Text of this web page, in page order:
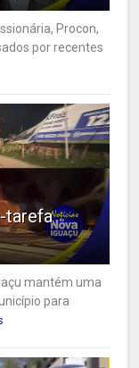
Procon,
por recentes
tarefa
mantém uma
para